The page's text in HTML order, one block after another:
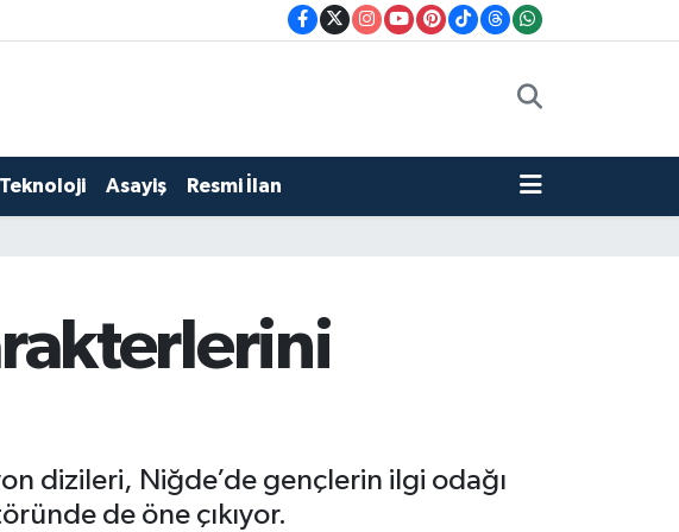
Teknoloji Asayiş Resmi İlan
dizileri, Niğde’de gençlerin ilgi odağı
de öne çıkıyor.